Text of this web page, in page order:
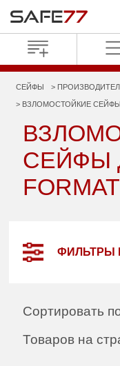
СЕЙФЫ
ВЗЛОМОСТОЙКИЕ
СЕЙФЫ
FORMAT
ФИЛЬТРЫ
Сортировать
Товаров на